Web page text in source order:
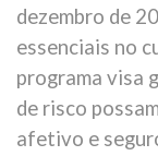
dezembro de
essenciais no
programa visa
de risco
afetivo e